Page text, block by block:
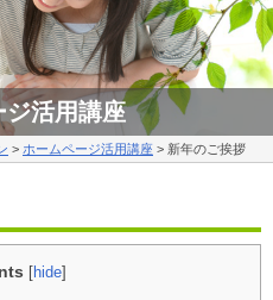
ジ活用講座
> ホームページ活用講座 > 新年のご挨拶
[hide]